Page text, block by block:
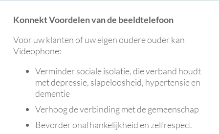
Konnekt Voordelen van de beeldtelefoon
Voor uw klanten of uw eigen oudere ouder kan
Videophone:
Verminder sociale isolatie, die verband houdt
met depressie, slapeloosheid, hypertensie en
dementie
Verhoog de verbinding met de gemeenschap
Bevorder onafhankelijkheid en zelfrespect